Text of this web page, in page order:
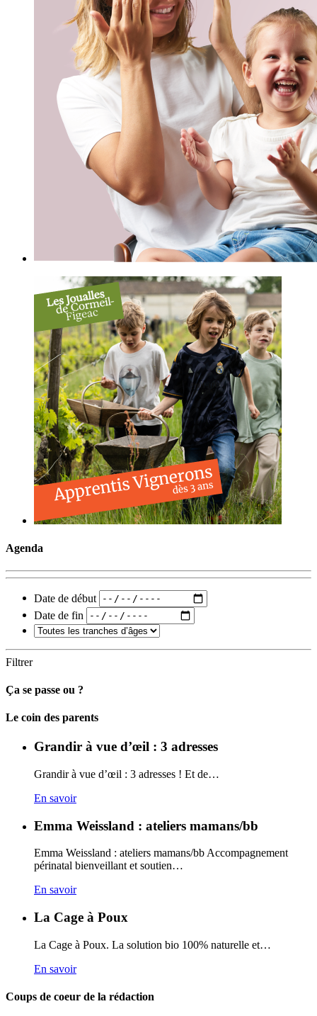
Agenda
Date de début
Date de fin
Filtrer
Ça se passe ou ?
Carto
Le coin des parents
Grandir à vue d’œil : 3 adresses
Grandir à vue d’œil : 3 adresses ! Et de…
En savoir
Emma Weissland : ateliers mamans/bb
Emma Weissland : ateliers mamans/bb Accompagnement
périnatal bienveillant et soutien…
En savoir
La Cage à Poux
La Cage à Poux. La solution bio 100% naturelle et…
En savoir
Coups de coeur de la rédaction